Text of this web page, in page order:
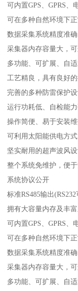
可内置GPS、GPRS、
可在多种自然环境下
数据采集系统精度准
采集器内存容量大，
多功能、可扩展、自
工艺精良，具有良好
完善的多种防雷保护
运行功耗低、自检能
操作简便、易于安装
可利用太阳能供电方
坚实耐用的超声波风
整个系统免维护，便
系统协议公开
标准RS485输出
拥有大容量内存及丰
可内置GPS、GPRS、
可在多种自然环境下
数据采集系统精度准
采集器内存容量大，
多功能、可扩展、自